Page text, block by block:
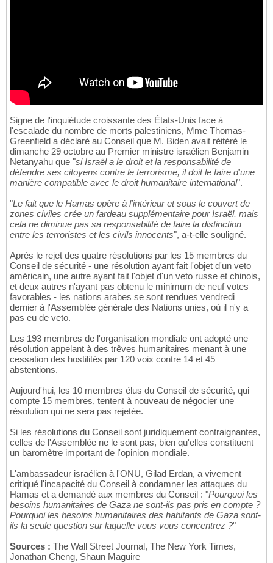
Signe de l'inquiétude croissante des États-Unis face à
l'escalade du nombre de morts palestiniens, Mme Thomas-
Greenfield a déclaré au Conseil que M. Biden avait réitéré le
dimanche 29 octobre au Premier ministre israélien Benjamin
Netanyahu que "si Israël a le droit et la responsabilité de
défendre ses citoyens contre le terrorisme, il doit le faire d'une
manière compatible avec le droit humanitaire international".
"Le fait que le Hamas opère à l'intérieur et sous le couvert de
zones civiles crée un fardeau supplémentaire pour Israël, mais
cela ne diminue pas sa responsabilité de faire la distinction
entre les terroristes et les civils innocents", a-t-elle souligné.
Après le rejet des quatre résolutions par les 15 membres du
Conseil de sécurité - une résolution ayant fait l'objet d'un veto
américain, une autre ayant fait l'objet d'un veto russe et chinois,
et deux autres n'ayant pas obtenu le minimum de neuf votes
favorables - les nations arabes se sont rendues vendredi
dernier à l'Assemblée générale des Nations unies, où il n'y a
pas eu de veto.
Les 193 membres de l'organisation mondiale ont adopté une
résolution appelant à des trêves humanitaires menant à une
cessation des hostilités par 120 voix contre 14 et 45
abstentions.
Aujourd'hui, les 10 membres élus du Conseil de sécurité, qui
compte 15 membres, tentent à nouveau de négocier une
résolution qui ne sera pas rejetée.
Si les résolutions du Conseil sont juridiquement contraignantes,
celles de l'Assemblée ne le sont pas, bien qu'elles constituent
un baromètre important de l'opinion mondiale.
L'ambassadeur israélien à l'ONU, Gilad Erdan, a vivement
critiqué l'incapacité du Conseil à condamner les attaques du
Hamas et a demandé aux membres du Conseil : "Pourquoi les
besoins humanitaires de Gaza ne sont-ils pas pris en compte ?
Pourquoi les besoins humanitaires des habitants de Gaza sont-
ils la seule question sur laquelle vous vous concentrez ?"
Sources : The Wall Street Journal, The New York Times,
Jonathan Cheng, Shaun Maguire